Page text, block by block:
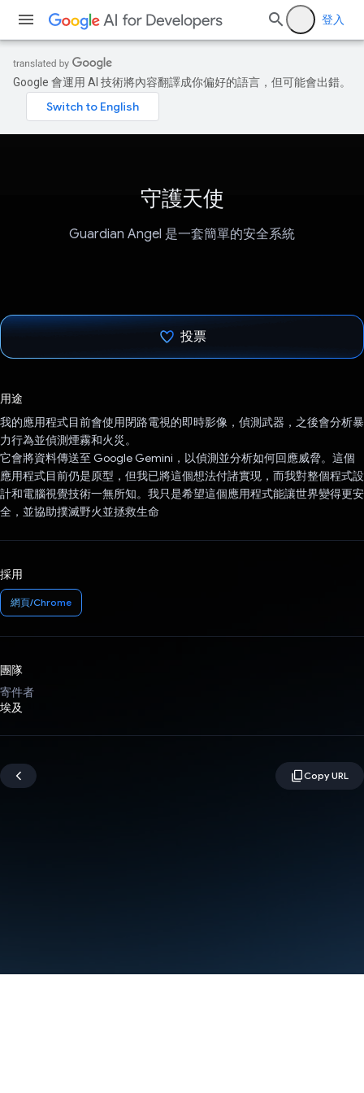
登入
Google 會運用 AI 技術將內容翻譯成你偏好的語言，但可能會出錯。
守護天使
Guardian Angel 是一套簡單的安全系統
投票
用途
我的應用程式目前會使用閉路電視的即時影像，偵測武器，之後會分析暴
力行為並偵測煙霧和火災。
它會將資料傳送至 Google Gemini，以偵測並分析如何回應威脅。這個
應用程式目前仍是原型，但我已將這個想法付諸實現，而我對整個程式設
計和電腦視覺技術一無所知。我只是希望這個應用程式能讓世界變得更安
全，並協助撲滅野火並拯救生命
採用
網頁/Chrome
團隊
寄件者
埃及